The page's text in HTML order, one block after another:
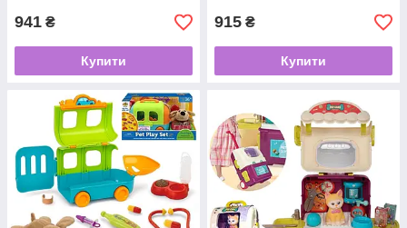
941 ₴
Купити
915 ₴
Купити